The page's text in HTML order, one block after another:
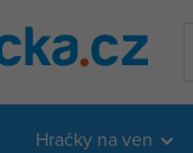
Hračky na ven